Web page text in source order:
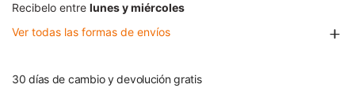
Recibelo entre lunes y miércoles
Ver todas las formas de envíos
30 días de cambio y devolución gratis